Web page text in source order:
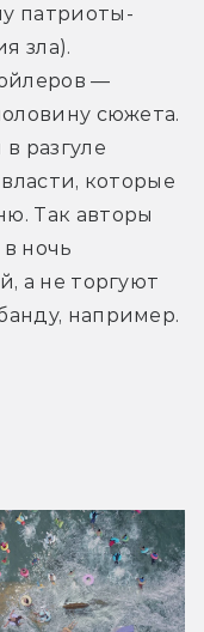
патриоты-
зла).
—
сюжета.
разгуле
которые
Так авторы
ночь
а не торгуют
например.